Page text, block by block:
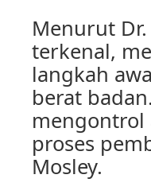
Menurut
terkenal,
langkah
berat
mengontrol
proses
Mosley.